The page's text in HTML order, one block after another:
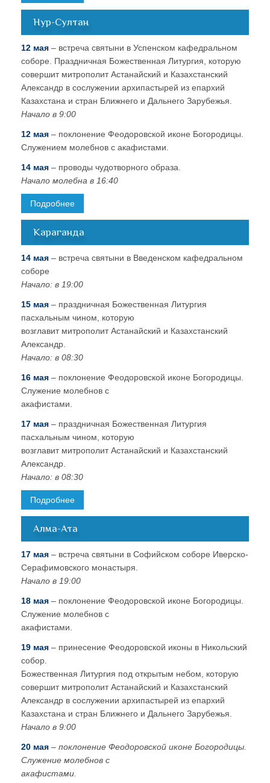
Нур-Султан
12 мая – встреча святыни в Успенском кафедральном
соборе. Праздничная Божественная Литургия, которую
совершит митрополит Астанайский и Казахстанский
Александр в сослужении архипастырей из епархий
Казахстана и стран Ближнего и Дальнего Зарубежья.
Начало в 9:00
12 мая – поклонение Феодоровской иконе Богородицы.
Служением молебнов с акафистами.
14 мая – проводы чудотворного образа.
Начало молебна в 16:40
Подробнее
Караганда
14 мая – встреча святыни в Введенском кафедральном
соборе
Начало: в 19:00
15 мая – праздничная Божественная Литургия
пасхальным чином, которую
возглавит митрополит Астанайский и Казахстанский
Александр.
Начало: в 08:30
16 мая – поклонение Феодоровской иконе Богородицы.
Служение молебнов с
акафистами.
17 мая – праздничная Божественная Литургия
пасхальным чином, которую
возглавит митрополит Астанайский и Казахстанский
Александр.
Начало: в 08:30
Подробнее
Алма-Ата
17 мая – встреча святыни в Софийском соборе Иверско-
Серафимовского монастыря.
Начало в 19:00
18 мая – поклонение Феодоровской иконе Богородицы.
Служение молебнов с
акафистами.
19 мая – принесение Феодоровской иконы в Никольский
собор.
Божественная Литургия под открытым небом, которую
совершит митрополит Астанайский и Казахстанский
Александр в сослужении архипастырей из епархий
Казахстана и стран Ближнего и Дальнего Зарубежья.
Начало в 9:00
20 мая – поклонение Феодоровской иконе Богородицы.
Служение молебнов с
акафистами.